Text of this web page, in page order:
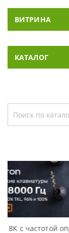
ВИТРИНА
КАТАЛОГ